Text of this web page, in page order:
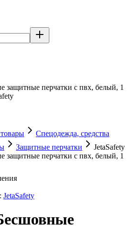
защитные перчатки с пвх, белый, 1
Спецодежда, средства
Защитные перчатки
JetaSafety
защитные перчатки с пвх, белый, 1
JetaSafety